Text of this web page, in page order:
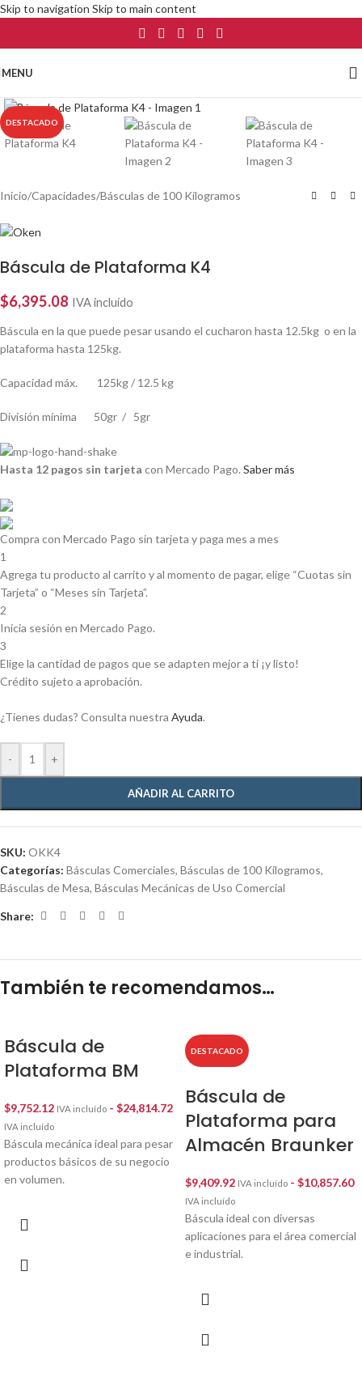
Skip to navigation Skip to main content
MENU
DESTACADO
Inicio/Capacidades/Básculas de 100 Kilogramos
Báscula de Plataforma K4
$6,395.08 IVA incluído
Báscula en la que puede pesar usando el cucharon hasta 12.5kg o en la
plataforma hasta 125kg.
Capacidad máx. 125kg / 12.5 kg
División mínima 50gr / 5gr
Hasta 12 pagos sin tarjeta con Mercado Pago. Saber más
Compra con Mercado Pago sin tarjeta y paga mes a mes
1
Agrega tu producto al carrito y al momento de pagar, elige “Cuotas sin
Tarjeta” o “Meses sin Tarjeta”.
2
Inicia sesión en Mercado Pago.
3
Elige la cantidad de pagos que se adapten mejor a ti ¡y listo!
Crédito sujeto a aprobación.
¿Tienes dudas? Consulta nuestra Ayuda.
- +
AÑADIR AL CARRITO
SKU: OKK4
Categorías: Básculas Comerciales, Básculas de 100 Kilogramos,
Básculas de Mesa, Básculas Mecánicas de Uso Comercial
Share:
También te recomendamos…
Báscula de
Plataforma BM
$9,752.12 IVA incluído - $24,814.72
IVA incluído
Báscula mecánica ideal para pesar
productos básicos de su negocio
en volumen.
DESTACADO
Báscula de
Plataforma para
Almacén Braunker
$9,409.92 IVA incluído - $10,857.60
IVA incluído
Báscula ideal con diversas
aplicaciones para el área comercial
e industrial.